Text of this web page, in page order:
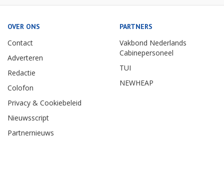
OVER ONS
Contact
Adverteren
Redactie
Colofon
Privacy & Cookiebeleid
Nieuwsscript
Partnernieuws
PARTNERS
Vakbond Nederlands
Cabinepersoneel
TUI
NEWHEAP